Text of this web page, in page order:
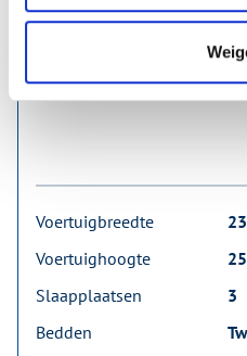
Nieuw
Beschikbaar vanaf: onmiddellijk
Voertuigbreedte
Voertuighoogte
Slaapplaatsen
3
Bedden